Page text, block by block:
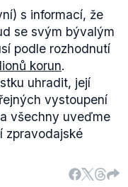
s informací, že
se svým bývalým
podle rozhodnutí
korun.
uhradit, její
vystoupení
všechny uveďme
zpravodajské